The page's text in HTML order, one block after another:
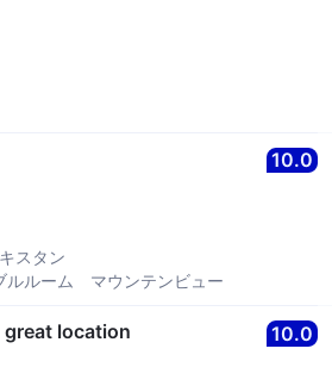
10.0
スタン
ルルーム マウンテンビュー
great location 10.0